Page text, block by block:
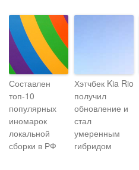
Составлен
топ-10
популярных
иномарок
локальной
сборки в РФ
Хэтчбек Kia Rio
получил
обновление и
стал
умеренным
гибридом